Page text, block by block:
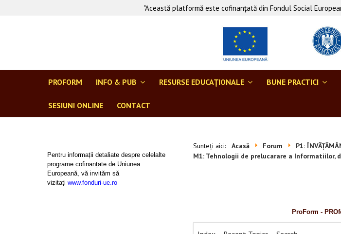
"Această platformă este cofinanţată din Fondul Social
PROFORM INFO & PUB RESURSE EDUCAŢIONALE BUNE PRACTICI
SESIUNI ONLINE CONTACT
Pentru informații detaliate despre celelalte
programe cofinanțate de Uniunea
Europeană, vă invităm să
vizitați www.fonduri-ue.ro
Sunteți aici: Acasă Forum
P1:
M1: Tehnologii de prelucarare a Informatiilor,
ProForm -